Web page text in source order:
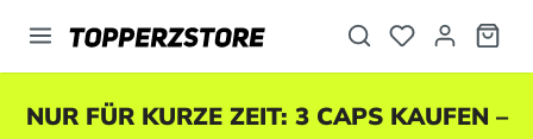
springen
NUR FÜR KURZE ZEIT: 3 CAPS KAUFEN –